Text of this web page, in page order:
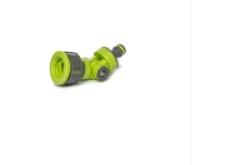
среды на 10-12°C
садовому шлангу или крану с
насекомых
в воздухе